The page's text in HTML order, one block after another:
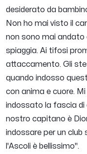
desiderato da
Non ho mai visto il
non sono mai andato
spiaggia. Ai tifosi
attaccamento. Gli
quando indosso
con anima e cuore.
indossato la fascia di
nostro capitano è
indossare per un
l'Ascoli è bellissimo".